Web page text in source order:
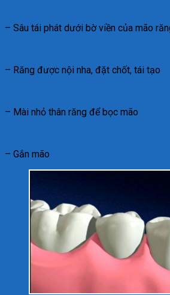
– Sâu tái phát dưới bờ viền của mão
– Răng được nội nha, đặt chốt, tái tạo
– Mài nhỏ thân răng để bọc mão
– Gắn mão